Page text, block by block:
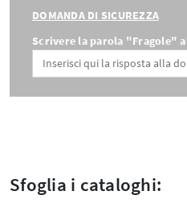
DOMANDA DI SICUREZZA
Scrivere la parola "Fragole"
Sfoglia i cataloghi: